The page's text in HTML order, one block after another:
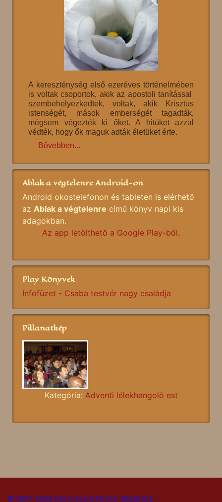
A kereszténység első ezeréves történelmében
is voltak csoportok, akik az apostoli tanítással
szembehelyezkedtek, voltak, akik Krisztus
istenségét, mások emberségét tagadták,
mégsem végezték ki őket. A hitüket azzal
védték, hogy ők maguk adták életüket érte.
Bővebben...
Ablak a végtelenre Android-on
Android okostelefonon és tableten is elérhető
az Ablak a végtelenre című könyv napi kis
adagokban.
Az app letölthető a Google Play-ből.
Play Könyvek
Infofüzet - Csaba testvér nagy családja
Pillanatkép
Kategória: Adventi lélekhangoló est
© 2007-2026 Dévai Szent Ferenc Alapítvány -